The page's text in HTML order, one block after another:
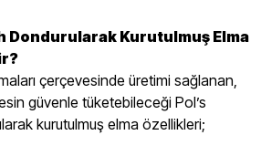
Dondurularak Kurutulmuş Elma
çerçevesinde üretimi sağlanan,
güvenle tüketebileceği Pol’s
kurutulmuş elma özellikleri;